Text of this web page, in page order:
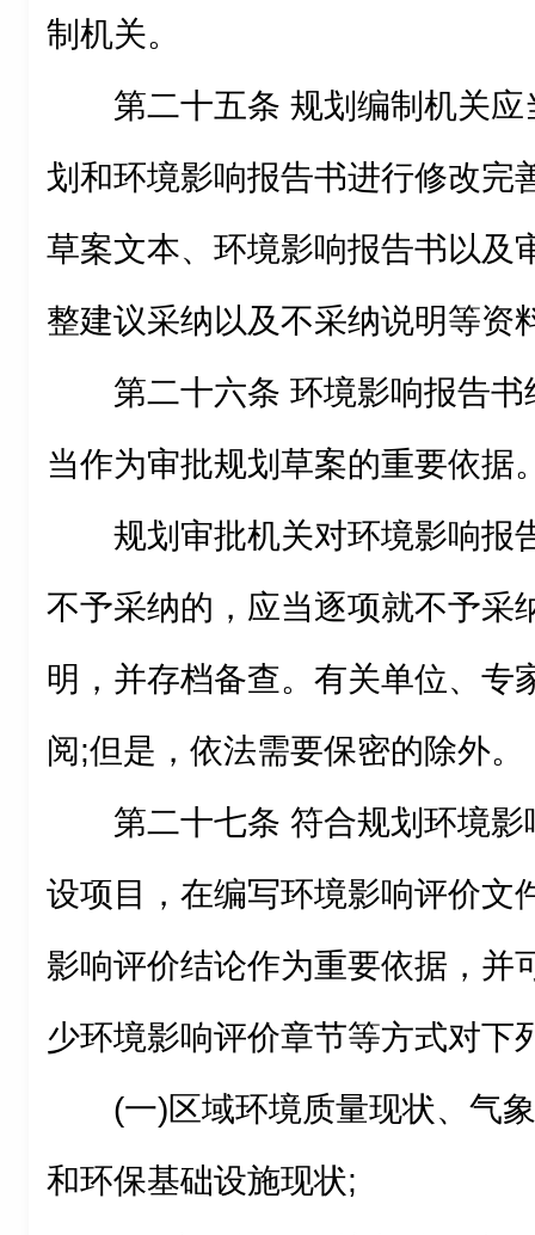
制机关。
第二十五条 规划编制机关
划和环境影响报告书进行修改完
草案文本、环境影响报告书以及
整建议采纳以及不采纳说明等资
第二十六条 环境影响报告
当作为审批规划草案的重要依据
规划审批机关对环境影响报
不予采纳的，应当逐项就不予采
明，并存档备查。有关单位、专
阅;但是，依法需要保密的除外。
第二十七条 符合规划环境
设项目，在编写环境影响评价文
影响评价结论作为重要依据，并
少环境影响评价章节等方式对下
(一)区域环境质量现状、气
和环保基础设施现状;